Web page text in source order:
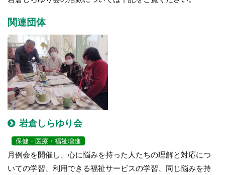
関連団体
岩倉しらゆり会
保健・医療・福祉増進
月例会を開催し、心に悩みを持った人たちの理解と対応につ
いての学習、利用できる福祉サービスの学習、同じ悩みを持